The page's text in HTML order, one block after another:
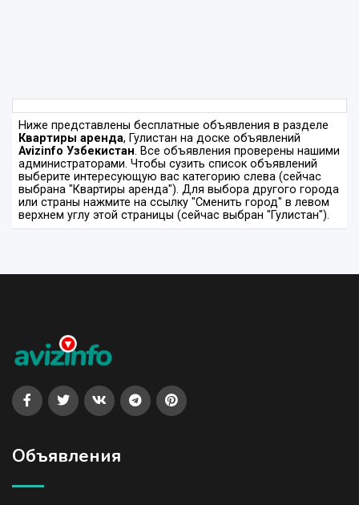
Ниже представлены бесплатные объявления в разделе
Квартиры аренда, Гулистан на доске объявлений
Avizinfo Узбекистан. Все объявления проверены нашими
администраторами. Чтобы сузить список объявлений
выберите интересующую вас категорию слева (сейчас
выбрана "Квартиры аренда"). Для выбора другого города
или страны нажмите на ссылку "Сменить город" в левом
верхнем углу этой страницы (сейчас выбран "Гулистан").
Объявления